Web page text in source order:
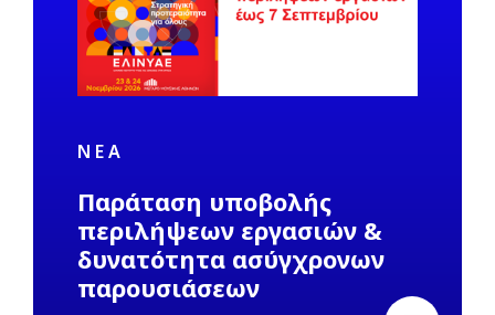
ΝΈΑ
Παράταση υποβολής
περιλήψεων εργασιών &
δυνατότητα ασύγχρονων
παρουσιάσεων
view